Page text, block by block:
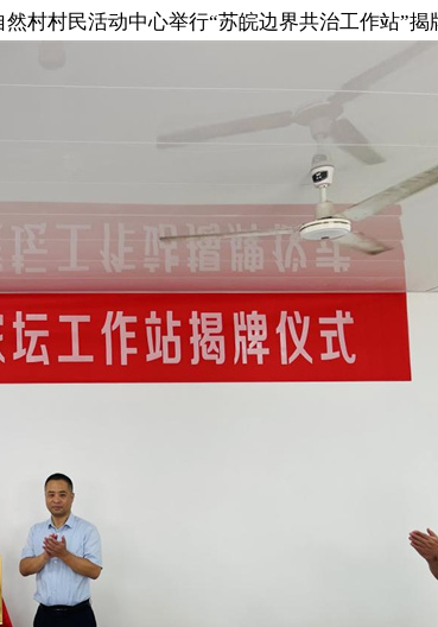
村村民活动中心举行“苏皖边界共治工作站”揭